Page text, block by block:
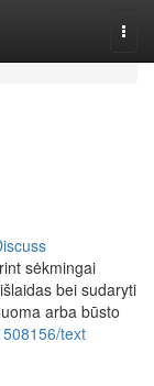
sėkmingai
bei sudaryti
arba būsto
text